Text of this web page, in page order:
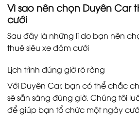
Vì sao nên chọn Duyên Car
cưới
Sau đây là những lí do bạn nên
thuê siêu xe đám cưới
Lịch trình đúng giờ rõ ràng
Với Duyên Car, bạn có thể chắc
sẽ sẵn sàng đúng giờ. Chúng tôi
để giúp bạn tổ chức một ngày